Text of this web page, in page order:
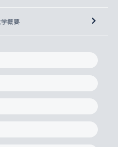
ー教育
ター
ン研究所
題研究
・研究費の使用について
ミュニティ
取り組み
ログラム
学位
究生・国費留学生
ら上智大学で学ぶ)
学概要
ジ
メント
界の知性
ルメディア